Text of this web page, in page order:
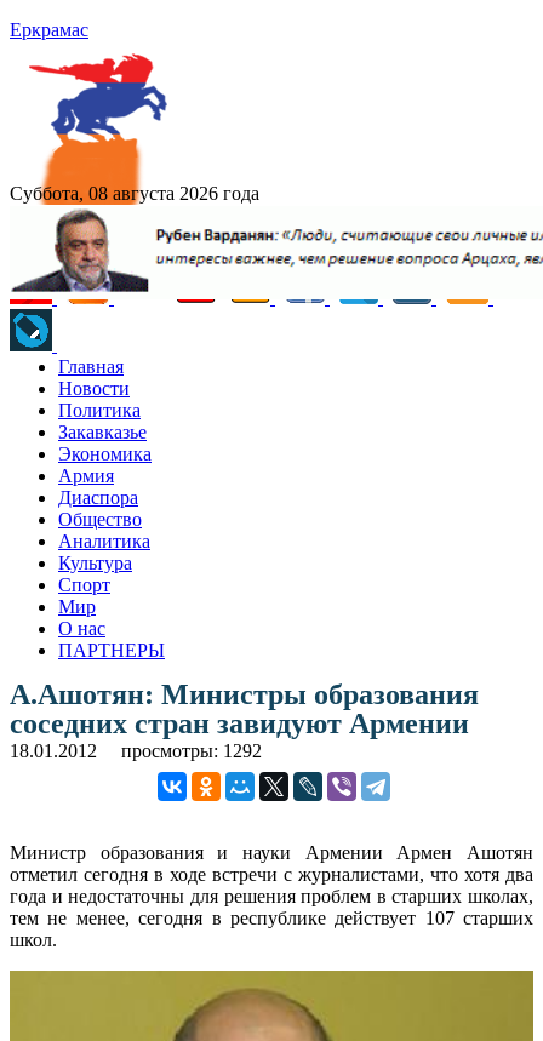
Еркрамас
Суббота, 08 августа 2026 года
Главная
Новости
Политика
Закавказье
Экономика
Армия
Диаспора
Общество
Аналитика
Культура
Спорт
Мир
О нас
ПАРТНЕРЫ
А.Ашотян: Министры образования
соседних стран завидуют Армении
18.01.2012 просмотры: 1292
Министр образования и науки Армении Армен Ашотян
отметил сегодня в ходе встречи с журналистами, что хотя два
года и недостаточны для решения проблем в старших школах,
тем не менее, сегодня в республике действует 107 старших
школ.